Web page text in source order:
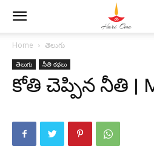
Home తెలుగు
తెలుగు నీతి కథలు
కోతి చెప్పిన నీతి |